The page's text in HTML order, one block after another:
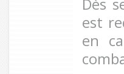
Dès
est
en